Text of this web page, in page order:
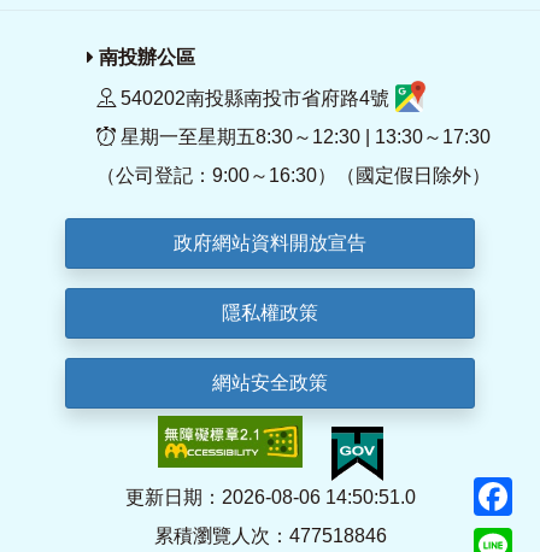
南投辦公區
540202南投縣南投市省府路4號
星期一至星期五8:30～12:30 | 13:30～17:30
（公司登記：9:00～16:30）（國定假日除外）
政府網站資料開放宣告
隱私權政策
網站安全政策
更新日期：2026-08-06 14:50:51.0
累積瀏覽人次：477518846